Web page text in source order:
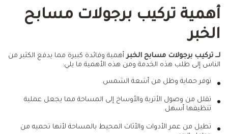
أهمية تركيب برجولات مسابح
الخبر
لــ تركيب برجولات مسابح الخبرأهمية وفائدة كبيرة مما يدفع الكثير من
الناس إلى طلب هذه الخدمة ومن هذه الأهمية ما يلي:
توفر حماية وظل من أشعة الشمس.
تقلل من وصول الأتربة والأوساخ إلى المساحة مما يجعل عملية
تنظيفها أسهل.
تطيل من عمر الأدوات والأثاث المحيط بالمساحة لأنها تحميه من